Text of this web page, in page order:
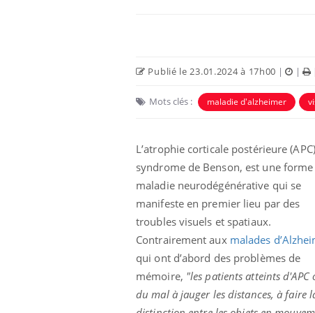
Publié le 23.01.2024 à 17h00 | |
Mots clés : maladie d'alzheimer
L’atrophie corticale postérieure
syndrome de Benson, est une
maladie neurodégénérative qui se
manifeste en premier lieu par des
troubles visuels et spatiaux.
Contrairement aux malades
qui ont d’abord des problèmes de
mémoire, "les patients atteints d'APC
du mal à jauger les distances, à faire
expliquer ma maladieYoutube
Il y a des sujets qui sont faciles à aborder...
d'autres non ! D'un côté, poser des
questions sur la maladie d'un proche c'est
...